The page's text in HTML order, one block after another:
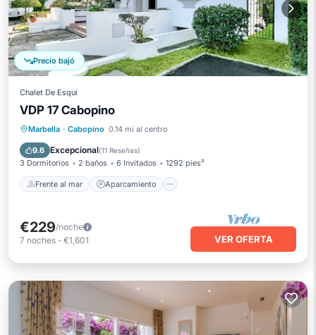
Precio bajó
Chalet De Esquí
VDP 17 Cabopino
Marbella · Cabopino 0.14 mi al centro
9.6 Excepcional(11 Reseñas)
3 Dormitorios 2 baños 6 Invitados 1292 pies²
Frente al mar Aparcamiento
Frente al mar Aparcamiento
Vista al mar
€229/noche
7 noches - €1,601 VER OFERTA